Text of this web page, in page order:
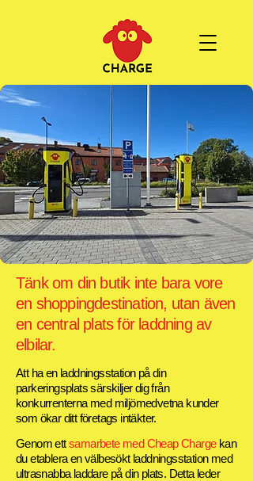
Tänk om din butik inte bara vore
en shoppingdestination, utan även
en central plats för laddning av
elbilar.
Att ha en laddningsstation på din
parkeringsplats särskiljer dig från
konkurrenterna med miljömedvetna kunder
som ökar ditt företags intäkter.
Genom ettsamarbete med Cheap Chargekan
du etablera en välbesökt laddningsstation med
ultrasnabba laddare på din plats. Detta leder